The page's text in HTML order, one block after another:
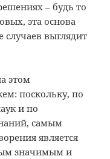
– будь то
эта основа
случаев выглядит
этом
поскольку, по
и по
самым
является
значимым и